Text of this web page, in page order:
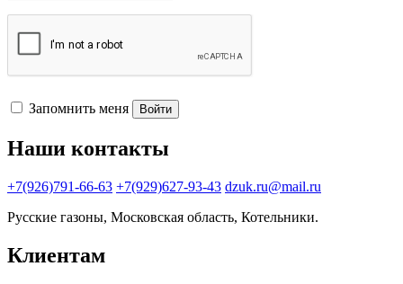
Запомнить меня Войти
Наши контакты
+7(926)791-66-63 +7(929)627-93-43 dzuk.ru@mail.ru
Русские газоны, Московская область, Котельники.
Клиентам